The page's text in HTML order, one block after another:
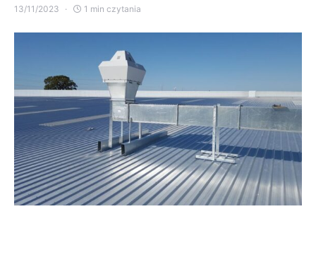
13/11/2023 1 min czytania